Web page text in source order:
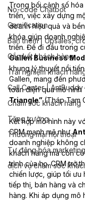
No-code Chatbot
Gamification
Bán thêm | Upsales,
Gắn kết khách hàng
Trải nghiệm khách
Call Center | AntBuddy
Chăm sóc khách hàng
Tăng trưởng
Thương mại hội thoại
Tự động hóa marketing
dịch vụ chăm sóc
Trong bối cảnh số
triển, việc xây dựng
doanh hiệu quả và
khóa giúp doanh
triển. Để đi đầu trong
Gallen Business
khung lý thuyết nổi
Gallen, mang đến
toàn diện qua mô hình
Triangle” (Tháp Tam
Kết hợp mô hình này
CRM mạnh mẽ như
doanh nghiệp không
khách hàng mà còn
trình của họ. CRM trở
chiến lược, giúp tối ưu
tiếp thị, bán hàng và
hàng. Khi áp dụng mô